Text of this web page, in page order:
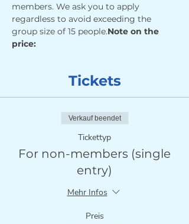
members. We ask you to apply
regardless to avoid exceeding the
group size of 15 people.Note on the
price:
Tickets
Verkauf beendet
Tickettyp
For non-members (single
entry)
Mehr Infos
Preis